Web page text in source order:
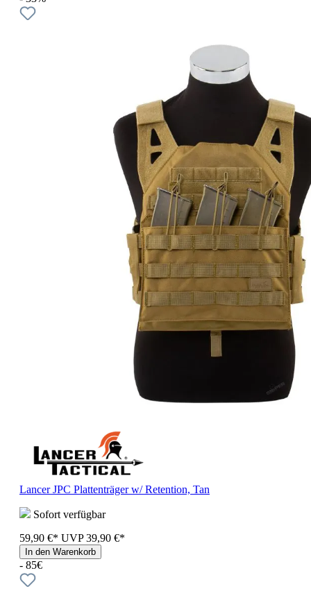
Lancer JPC Plattenträger w/ Retention, Tan
Sofort verfügbar
59,90 €* UVP 39,90 €*
In den Warenkorb
- 85€